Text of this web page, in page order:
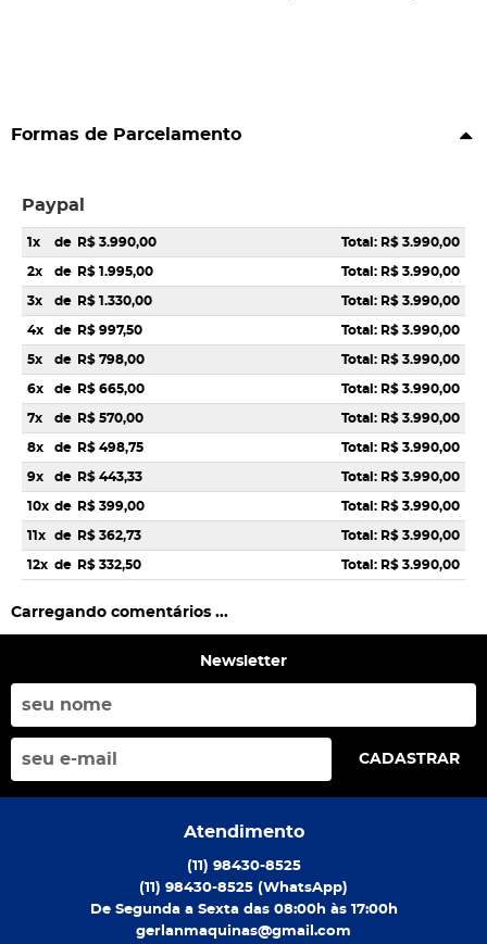
Formas de Parcelamento
Paypal
1x de R$ 3.990,00 Total: R$ 3.990,00
2x de R$ 1.995,00 Total: R$ 3.990,00
3x de R$ 1.330,00 Total: R$ 3.990,00
4x de R$ 997,50 Total: R$ 3.990,00
5x de R$ 798,00 Total: R$ 3.990,00
6x de R$ 665,00 Total: R$ 3.990,00
7x de R$ 570,00 Total: R$ 3.990,00
8x de R$ 498,75 Total: R$ 3.990,00
9x de R$ 443,33 Total: R$ 3.990,00
10x de R$ 399,00 Total: R$ 3.990,00
11x de R$ 362,73 Total: R$ 3.990,00
12x de R$ 332,50 Total: R$ 3.990,00
Carregando comentários ...
Newsletter
CADASTRAR
Atendimento
(11) 98430-8525
(11) 98430-8525 (WhatsApp)
De Segunda a Sexta das 08:00h às 17:00h
gerlanmaquinas@gmail.com